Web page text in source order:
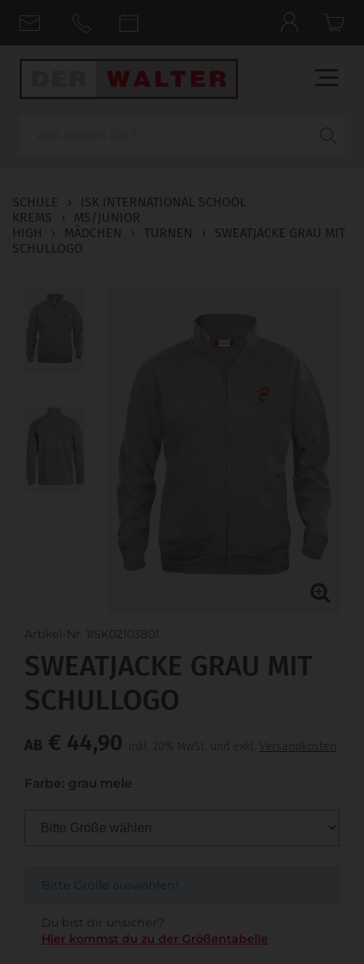
SCHULE ›
ISK INTERNATIONAL SCHOOL
KREMS
›
MS/JUNIOR
HIGH
› MÄDCHEN › TURNEN ›
SWEATJACKE GRAU MIT
SCHULLOGO
Artikel-Nr. 1ISK02103801
SWEATJACKE GRAU MIT
SCHULLOGO
AB € 44,90 inkl. 20% MwSt. und exkl. Versandkosten
Farbe: grau mele
Bitte Größe auswählen!
Du bist dir unsicher?
Hier kommst du zu der Größentabelle